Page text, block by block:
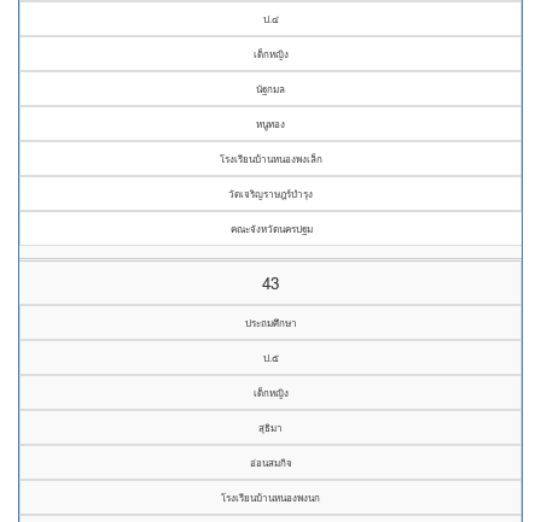
ป.๔
เด็กหญิง
นัฐกมล
หนูทอง
โรงเรียนบ้านหนองพงเล็ก
วัดเจริญราษฎร์บำรุง
คณะจังหวัดนครปฐม
43
ประถมศึกษา
ป.๕
เด็กหญิง
สุธิมา
อ่อนสมกิจ
โรงเรียนบ้านหนองพงนก